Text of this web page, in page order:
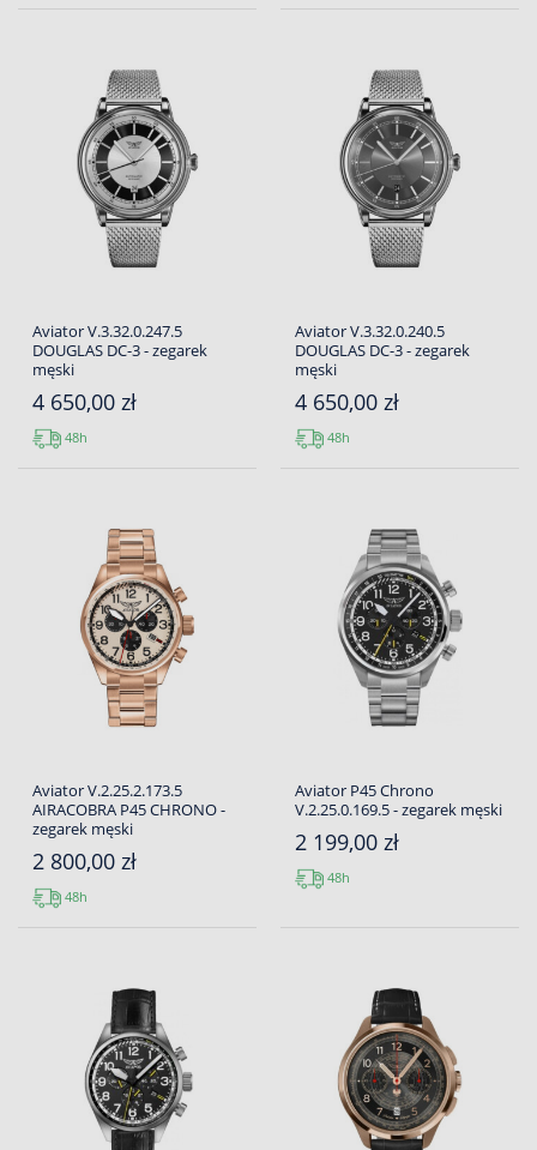
Aviator V.3.32.0.247.5
DOUGLAS DC-3 - zegarek
męski
4 650,00 zł
48h
Aviator V.3.32.0.240.5
DOUGLAS DC-3 - zegarek
męski
4 650,00 zł
48h
Aviator V.2.25.2.173.5
AIRACOBRA P45 CHRONO -
zegarek męski
2 800,00 zł
48h
Aviator P45 Chrono
V.2.25.0.169.5 - zegarek męski
2 199,00 zł
48h